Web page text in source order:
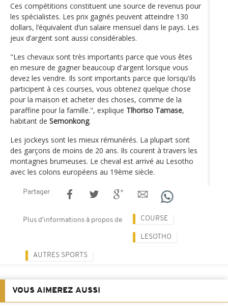
Ces compétitions constituent une source de revenus pour
les spécialistes. Les prix gagnés peuvent atteindre 130
dollars, l’équivalent d’un salaire mensuel dans le pays. Les
jeux d’argent sont aussi considérables.
"Les chevaux sont très importants parce que vous êtes
en mesure de gagner beaucoup d'argent lorsque vous
devez les vendre. Ils sont importants parce que lorsqu'ils
participent à ces courses, vous obtenez quelque chose
pour la maison et acheter des choses, comme de la
paraffine pour la famille.", explique Tlhoriso Tamase,
habitant de Semonkong.
Les jockeys sont les mieux rémunérés. La plupart sont
des garçons de moins de 20 ans. Ils courent à travers les
montagnes brumeuses. Le cheval est arrivé au Lesotho
avec les colons européens au 19ème siècle.
Partager
Plus d'informations à propos de COURSE
LESOTHO
AUTRES SPORTS
VOUS AIMEREZ AUSSI